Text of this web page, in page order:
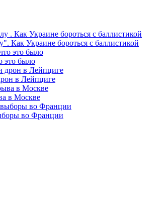
Как Украине бороться с баллистикой
это было
в Лейпциге
в Москве
во Франции